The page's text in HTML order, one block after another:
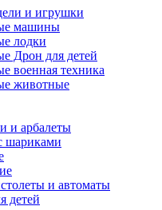
и игрушки
машины
лодки
Дрон для детей
военная техника
животные
и арбалеты
шариками
и автоматы
детей